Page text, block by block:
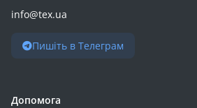
info@tex.ua
Пишіть в Телеграм
Допомога